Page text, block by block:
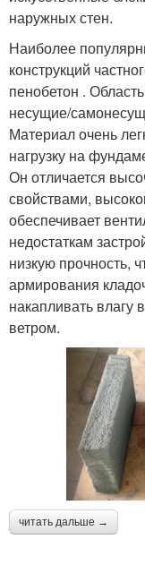
наружных стен.
Наиболее
конструкций
пенобетон .
несущие/
Материал очень
нагрузку на
Он отличается
свойствами,
обеспечивает
недостаткам
низкую прочность,
армирования
накапливать влагу
ветром.
читать дальше →